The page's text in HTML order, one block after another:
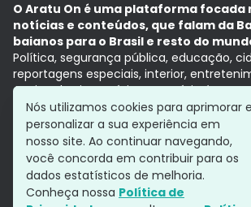
O Aratu On é uma plataforma focada
notícias e conteúdos, que falam da
baianos para o Brasil e resto do
Política, segurança pública, educação,
reportagens especiais, interior,
Aqui, tudo vira notícia e a notícia é no
com a credibilidade do Grupo Aratu.
Grupo Aratu
Política de privacidade
Siga-nos
Nós utilizamos cookies para aprimorar e
personalizar a sua experiência em
nosso site. Ao continuar navegando,
você concorda em contribuir para os
dados estatísticos de melhoria.
Conheça nossa Política de